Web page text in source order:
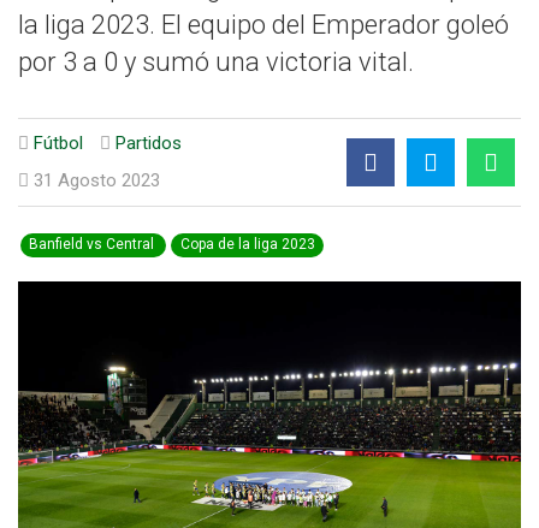
la liga 2023. El equipo del Emperador goleó
por 3 a 0 y sumó una victoria vital.
Fútbol
Partidos
31 Agosto 2023
Banfield vs Central Copa de la liga 2023